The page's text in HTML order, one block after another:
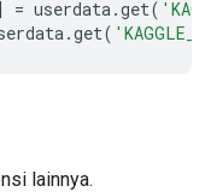
= userdata.get(
.get(
lainnya.